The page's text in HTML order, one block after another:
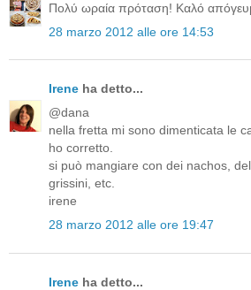
Πολύ ωραία πρόταση! Καλό
28 marzo 2012 alle ore 14:53
Irene ha detto...
@dana
nella fretta mi sono dimenticata le
ho corretto.
si può mangiare con dei nachos,
grissini, etc.
irene
28 marzo 2012 alle ore 19:47
Irene ha detto...